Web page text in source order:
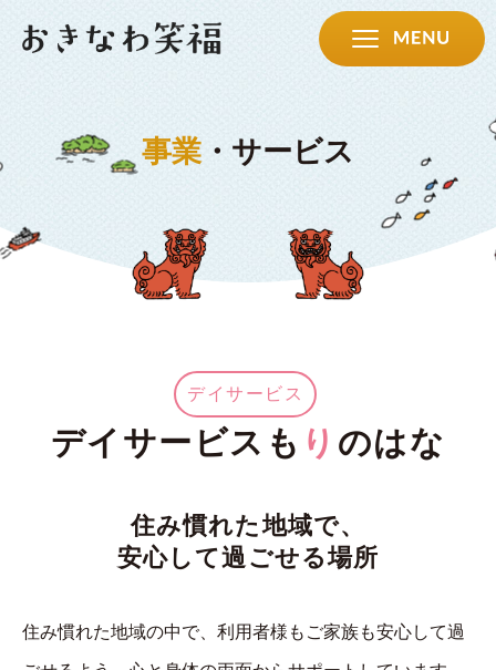
事業・サービス
デイサービス
デイサービスも り のはな
住み慣れた地域で、
安心して過ごせる場所
住み慣れた地域の中で、利用者様もご家族も安心して過